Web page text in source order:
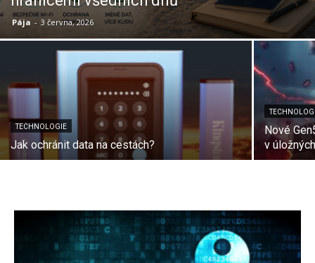
Pája - 3 června, 2026
TECHNOLOGIE
Jak ochránit data na cestách?
Nové
v